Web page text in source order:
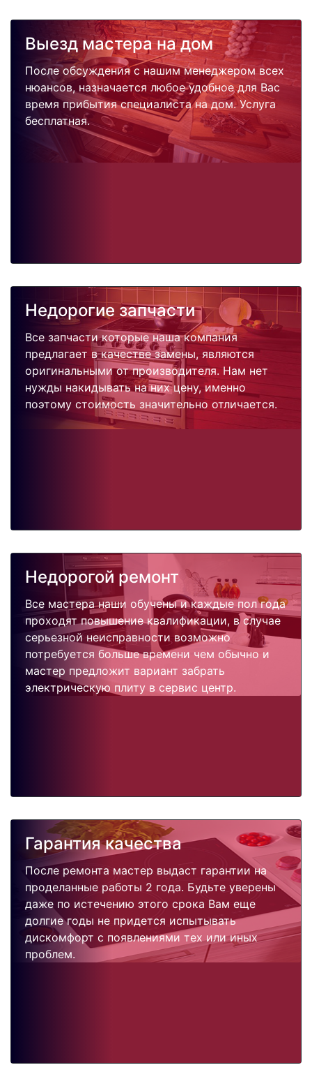
Выезд мастера на дом
После обсуждения с нашим менеджером всех
нюансов, назначается любое удобное для Вас
время прибытия специалиста на дом. Услуга
бесплатная.
Недорогие запчасти
Все запчасти которые наша компания
предлагает в качестве замены, являются
оригинальными от производителя. Нам нет
нужды накидывать на них цену, именно
поэтому стоимость значительно отличается.
Недорогой ремонт
Все мастера наши обучены и каждые пол года
проходят повышение квалификации, в случае
серьезной неисправности возможно
потребуется больше времени чем обычно и
мастер предложит вариант забрать
электрическую плиту в сервис центр.
Гарантия качества
После ремонта мастер выдаст гарантии на
проделанные работы 2 года. Будьте уверены
даже по истечению этого срока Вам еще
долгие годы не придется испытывать
дискомфорт с появлениями тех или иных
проблем.